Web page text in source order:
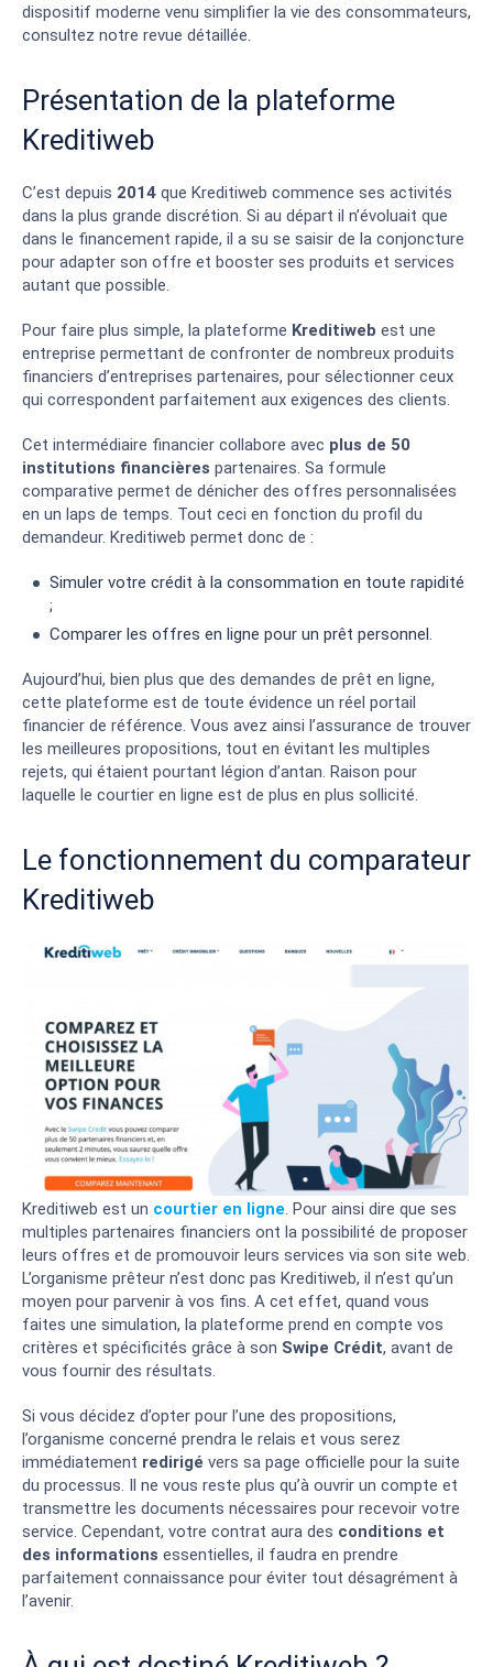
dispositif moderne venu simplifier la vie des consommateurs,
consultez notre revue détaillée.
Présentation de la plateforme
Kreditiweb
C’est depuis 2014 que Kreditiweb commence ses activités
dans la plus grande discrétion. Si au départ il n’évoluait que
dans le financement rapide, il a su se saisir de la conjoncture
pour adapter son offre et booster ses produits et services
autant que possible.
Pour faire plus simple, la plateforme Kreditiweb est une
entreprise permettant de confronter de nombreux produits
financiers d’entreprises partenaires, pour sélectionner ceux
qui correspondent parfaitement aux exigences des clients.
Cet intermédiaire financier collabore avec plus de 50
institutions financières partenaires. Sa formule
comparative permet de dénicher des offres personnalisées
en un laps de temps. Tout ceci en fonction du profil du
demandeur. Kreditiweb permet donc de :
Simuler votre crédit à la consommation en toute rapidité
;
Comparer les offres en ligne pour un prêt personnel.
Aujourd’hui, bien plus que des demandes de prêt en ligne,
cette plateforme est de toute évidence un réel portail
financier de référence. Vous avez ainsi l’assurance de trouver
les meilleures propositions, tout en évitant les multiples
rejets, qui étaient pourtant légion d’antan. Raison pour
laquelle le courtier en ligne est de plus en plus sollicité.
Le fonctionnement du comparateur
Kreditiweb
Kreditiweb est un courtier en ligne. Pour ainsi dire que ses
multiples partenaires financiers ont la possibilité de proposer
leurs offres et de promouvoir leurs services via son site web.
L’organisme prêteur n’est donc pas Kreditiweb, il n’est qu’un
moyen pour parvenir à vos fins. A cet effet, quand vous
faites une simulation, la plateforme prend en compte vos
critères et spécificités grâce à son Swipe Crédit, avant de
vous fournir des résultats.
Si vous décidez d’opter pour l’une des propositions,
l’organisme concerné prendra le relais et vous serez
immédiatement redirigé vers sa page officielle pour la suite
du processus. Il ne vous reste plus qu’à ouvrir un compte et
transmettre les documents nécessaires pour recevoir votre
service. Cependant, votre contrat aura des conditions et
des informations essentielles, il faudra en prendre
parfaitement connaissance pour éviter tout désagrément à
l’avenir.